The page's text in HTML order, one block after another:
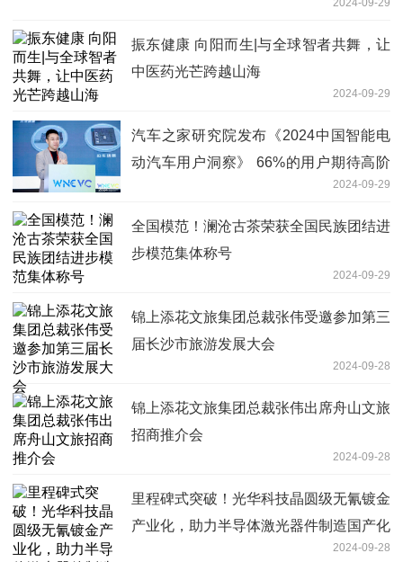
振东健康 向阳而生|与全球智者共舞，让
中医药光芒跨越山海
2024-09-29
汽车之家研究院发布《2024中国智能电
动汽车用户洞察》 66%的用户期待高阶
2024-09-29
全国模范！澜沧古茶荣获全国民族团结进
步模范集体称号
2024-09-29
锦上添花文旅集团总裁张伟受邀参加第三
届长沙市旅游发展大会
2024-09-28
锦上添花文旅集团总裁张伟出席舟山文旅
招商推介会
2024-09-28
里程碑式突破！光华科技晶圆级无氰镀金
产业化，助力半导体激光器件制造国产化
2024-09-28